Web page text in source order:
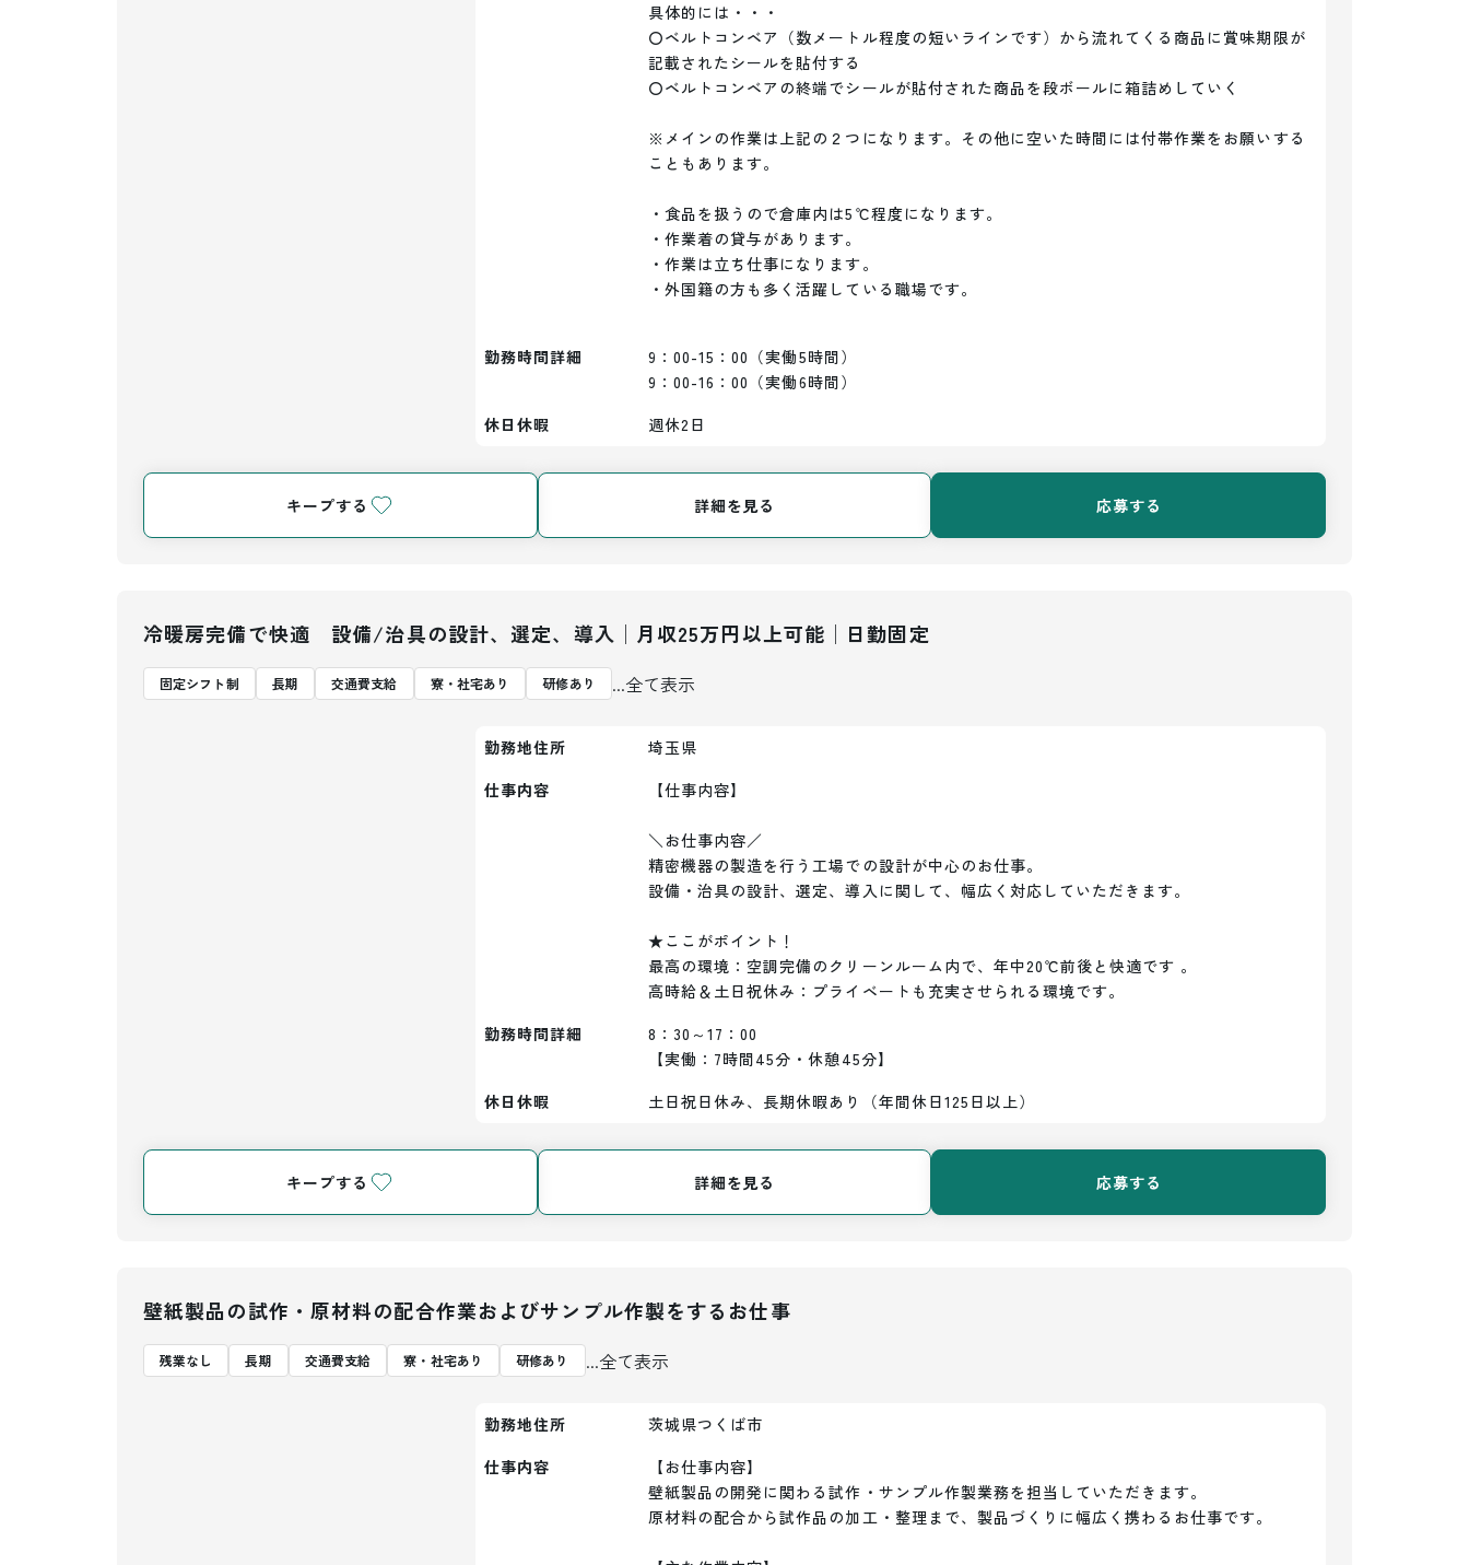
具体的には・・・
〇ベルトコンベア（数メートル程度の短いラインです）から流れてくる商品に賞味期限が
記載されたシールを貼付する
〇ベルトコンベアの終端でシールが貼付された商品を段ボールに箱詰めしていく
※メインの作業は上記の２つになります。その他に空いた時間には付帯作業をお願いする
こともあります。
・食品を扱うので倉庫内は5℃程度になります。
・作業着の貸与があります。
・作業は立ち仕事になります。
・外国籍の方も多く活躍している職場です。
勤務時間詳細
9：00-15：00（実働5時間）
9：00-16：00（実働6時間）
休日休暇
週休2日
キープする 詳細を見る 応募する
冷暖房完備で快適 設備/治具の設計、選定、導入│月収25万円以上可能│日勤固定
固定シフト制 長期 交通費支給 寮・社宅あり 研修あり ...全て表示
勤務地住所
埼玉県
仕事内容
【仕事内容】
＼お仕事内容／
精密機器の製造を行う工場での設計が中心のお仕事。
設備・治具の設計、選定、導入に関して、幅広く対応していただきます。
★ここがポイント！
最高の環境：空調完備のクリーンルーム内で、年中20℃前後と快適です 。
高時給＆土日祝休み：プライベートも充実させられる環境です。
勤務時間詳細
8：30～17：00
【実働：7時間45分・休憩45分】
休日休暇
土日祝日休み、長期休暇あり（年間休日125日以上）
キープする 詳細を見る 応募する
壁紙製品の試作・原材料の配合作業およびサンプル作製をするお仕事
残業なし 長期 交通費支給 寮・社宅あり 研修あり ...全て表示
勤務地住所
茨城県つくば市
仕事内容
【お仕事内容】
壁紙製品の開発に関わる試作・サンプル作製業務を担当していただきます。
原材料の配合から試作品の加工・整理まで、製品づくりに幅広く携わるお仕事です。